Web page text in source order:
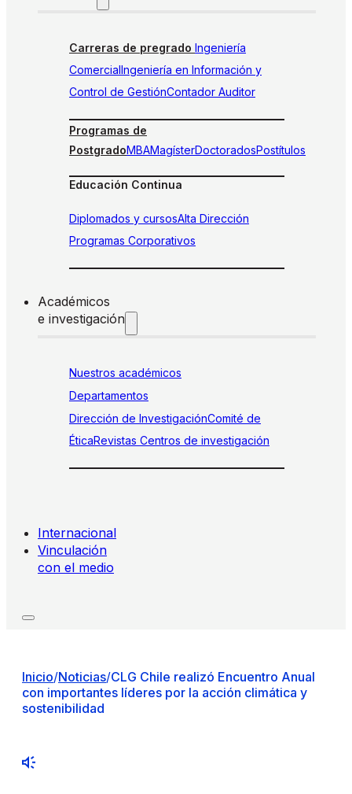
Carreras de pregrado Ingeniería
ComercialIngeniería en Información y
Control de GestiónContador Auditor
Programas de
PostgradoMBAMagísterDoctoradosPostítulos
Educación Continua
Diplomados y cursosAlta Dirección
Programas Corporativos
Académicos
e investigación
Nuestros académicos
Departamentos
Dirección de InvestigaciónComité de
ÉticaRevistas Centros de investigación
Internacional
Vinculación
con el medio
Inicio/Noticias/CLG Chile realizó Encuentro Anual
con importantes líderes por la acción climática y
sostenibilidad